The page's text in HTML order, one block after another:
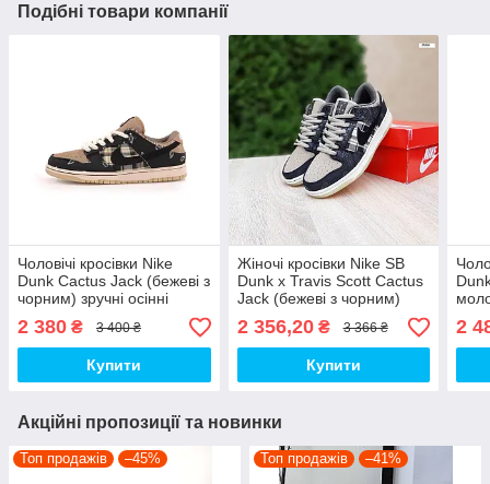
Подібні товари компанії
Чоловічі кросівки Nike
Dunk Cactus Jack (бежеві з
чорним) зручні осінні
стильні кеди К12532 топ
2 380 ₴ 3 400 ₴
Купити
Жіночі кросівки Nike SB
Dunk x Travis Scott Cactus
Jack (бежеві з чорним)
модні кеди О20834 топ
2 356,20₴ 3 366 ₴
Купити
2
Акційні пропозиції та новинки
Топ продажів –45% Топ продажів –41%